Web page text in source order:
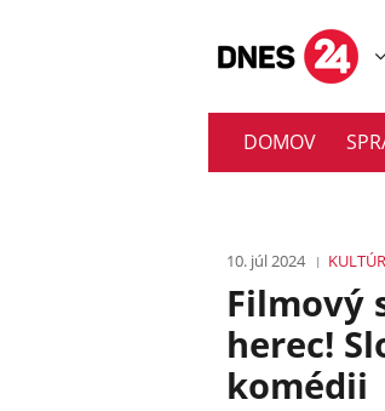
DOMOV
10. júl 2024
Filmový
herec!
komédii